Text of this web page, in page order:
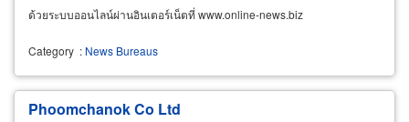
ด้วยระบบออนไลน์ผ่านอินเตอร์เน็ตที่ www.online-news.biz
Category : News Bureaus
Phoomchanok Co Ltd